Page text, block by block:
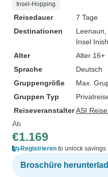
Insel-Hopping
Reisedauer
7 Tage
Destinationen
Leenaun
Insel
Alter
Alter 16+
Sprache
Deutsch
Gruppengröße
Max.
Gruppen Typ
ReiseveranstalterASI
Ab
€1.169
Registrieren to unlock savings
Broschüre